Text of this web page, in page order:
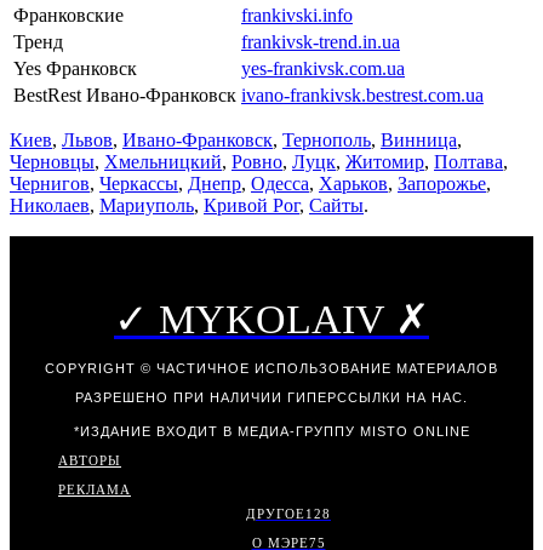
Франковские
frankivski.info
Тренд
frankivsk-trend.in.ua
Yes Франковск
yes-frankivsk.com.ua
BestRest Ивано-Франковск ivano-frankivsk.bestrest.com.ua
Киев, Львов, Ивано-Франковск, Тернополь, Винница,
Черновцы, Хмельницкий, Ровно, Луцк, Житомир, Полтава,
Чернигов, Черкассы, Днепр, Одесса, Харьков, Запорожье,
Николаев, Мариуполь, Кривой Рог, Сайты.
✓ MYKOLAIV ✗
COPYRIGHT © ЧАСТИЧНОЕ ИСПОЛЬЗОВАНИЕ МАТЕРИАЛОВ
РАЗРЕШЕНО ПРИ НАЛИЧИИ ГИПЕРССЫЛКИ НА НАС.
*ИЗДАНИЕ ВХОДИТ В МЕДИА-ГРУППУ MISTO ONLINE
АВТОРЫ
РЕКЛАМА
ДРУГОЕ128
О МЭРЕ75